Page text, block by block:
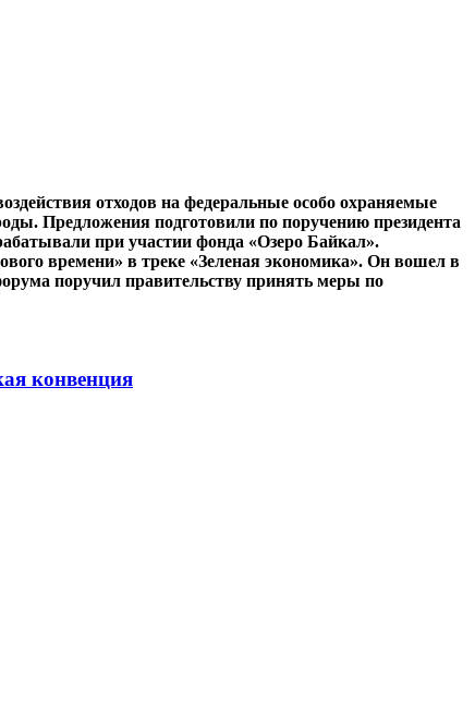
отходов на федеральные особо охраняемые
Предложения подготовили по поручению президента
при участии фонда «Озеро Байкал».
времени» в треке «Зеленая экономика». Он вошел в
поручил правительству принять меры по
конвенция